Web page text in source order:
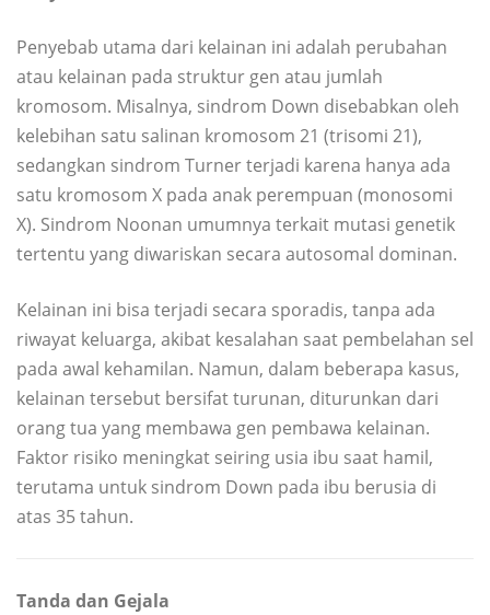
Penyebab utama dari kelainan ini adalah perubahan
atau kelainan pada struktur gen atau jumlah
kromosom. Misalnya, sindrom Down disebabkan oleh
kelebihan satu salinan kromosom 21 (trisomi 21),
sedangkan sindrom Turner terjadi karena hanya ada
satu kromosom X pada anak perempuan (monosomi
X). Sindrom Noonan umumnya terkait mutasi genetik
tertentu yang diwariskan secara autosomal dominan.
Kelainan ini bisa terjadi secara sporadis, tanpa ada
riwayat keluarga, akibat kesalahan saat pembelahan sel
pada awal kehamilan. Namun, dalam beberapa kasus,
kelainan tersebut bersifat turunan, diturunkan dari
orang tua yang membawa gen pembawa kelainan.
Faktor risiko meningkat seiring usia ibu saat hamil,
terutama untuk sindrom Down pada ibu berusia di
atas 35 tahun.
Tanda dan Gejala